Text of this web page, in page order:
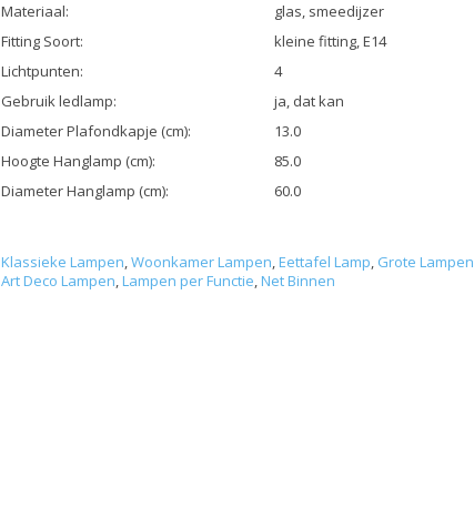
Materiaal:
glas, smeedijzer
Fitting Soort:
kleine fitting, E14
Lichtpunten:
4
Gebruik ledlamp:
ja, dat kan
Diameter Plafondkapje (cm):
13.0
Hoogte Hanglamp (cm):
85.0
Diameter Hanglamp (cm):
60.0
Klassieke Lampen,Woonkamer Lampen,Eettafel Lamp, Grote Lampen
Art Deco Lampen,Lampen per Functie,Net Binnen